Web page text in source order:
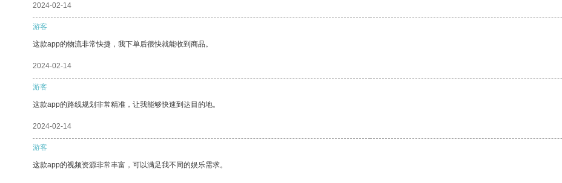
2024-02-14
游客
这款app的物流非常快捷，我下单后很快就能收到商品。
2024-02-14
游客
这款app的路线规划非常精准，让我能够快速到达目的地。
2024-02-14
游客
这款app的视频资源非常丰富，可以满足我不同的娱乐需求。